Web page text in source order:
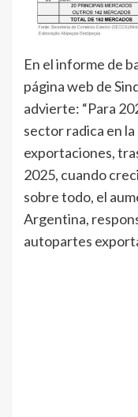
En el informe de
página web de
advierte: “Para
sector radica en
exportaciones,
2025, cuando
sobre todo, el
Argentina,
autopartes